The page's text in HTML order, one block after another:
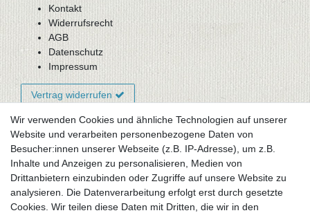
Kontakt
Widerrufsrecht
AGB
Datenschutz
Impressum
Vertrag widerrufen
Newsletter-Anmeldung
FAQ / Fragen
Mein Warenkorb
Mein Merkzettel
Mein Konto
Wir verwenden Cookies und ähnliche Technologien auf unserer
Website und verarbeiten personenbezogene Daten von
Besucher:innen unserer Webseite (z.B. IP-Adresse), um z.B.
Inhalte und Anzeigen zu personalisieren, Medien von
Drittanbietern einzubinden oder Zugriffe auf unsere Website zu
analysieren. Die Datenverarbeitung erfolgt erst durch gesetzte
Cookies. Wir teilen diese Daten mit Dritten, die wir in den